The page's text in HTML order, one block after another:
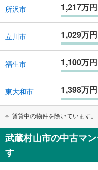
所沢市 1,217万円
立川市 1,029万円
福生市 1,100万円
東大和市 1,398万円
賃貸中の物件を除いています。
武蔵村山市の中古マ
す